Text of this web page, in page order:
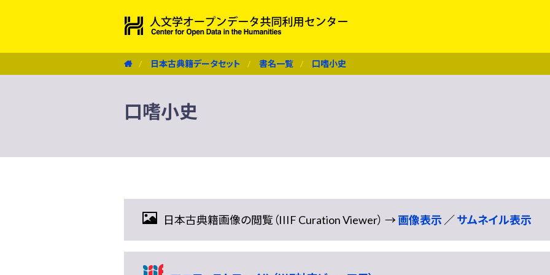
日本古典籍データセット 書名一覧 口嗜小史
口嗜小史
日本古典籍画像の閲覧（IIIF Curation Viewer） →画像表示 ／サムネイル表示